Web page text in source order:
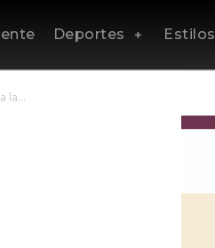
Deportes Estilos
la...